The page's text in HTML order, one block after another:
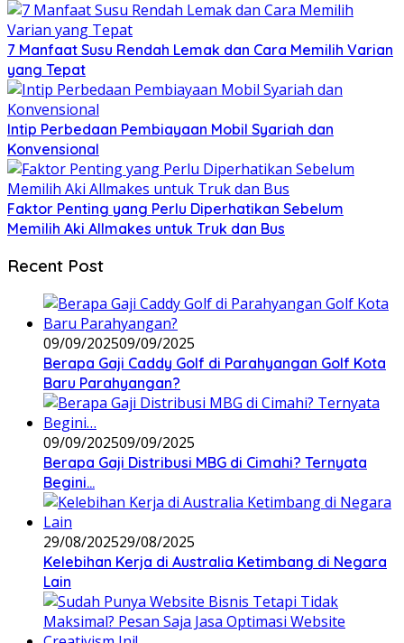
7 Manfaat Susu Rendah Lemak dan Cara Memilih Varian
yang Tepat
Intip Perbedaan Pembiayaan Mobil Syariah dan
Konvensional
Faktor Penting yang Perlu Diperhatikan Sebelum
Memilih Aki Allmakes untuk Truk dan Bus
Recent Post
09/09/202509/09/2025
Berapa Gaji Caddy Golf di Parahyangan Golf Kota
Baru Parahyangan?
09/09/202509/09/2025
Berapa Gaji Distribusi MBG di Cimahi? Ternyata
Begini…
29/08/202529/08/2025
Kelebihan Kerja di Australia Ketimbang di Negara
Lain